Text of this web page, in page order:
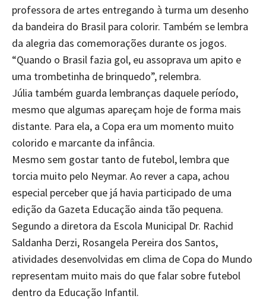
professora de artes entregando à turma um desenho
da bandeira do Brasil para colorir. Também se lembra
da alegria das comemorações durante os jogos.
“Quando o Brasil fazia gol, eu assoprava um apito e
uma trombetinha de brinquedo”, relembra.
Júlia também guarda lembranças daquele período,
mesmo que algumas apareçam hoje de forma mais
distante. Para ela, a Copa era um momento muito
colorido e marcante da infância.
Mesmo sem gostar tanto de futebol, lembra que
torcia muito pelo Neymar. Ao rever a capa, achou
especial perceber que já havia participado de uma
edição da Gazeta Educação ainda tão pequena.
Segundo a diretora da Escola Municipal Dr. Rachid
Saldanha Derzi, Rosangela Pereira dos Santos,
atividades desenvolvidas em clima de Copa do Mundo
representam muito mais do que falar sobre futebol
dentro da Educação Infantil.